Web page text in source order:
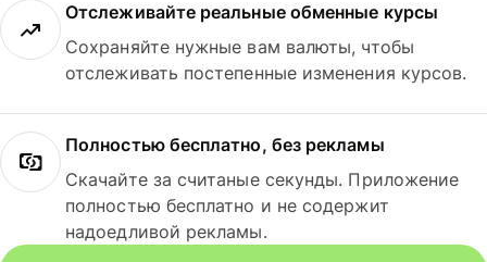
Отслеживайте реальные обменные курсы
Сохраняйте нужные вам валюты, чтобы
отслеживать постепенные изменения курсов.
Полностью бесплатно, без рекламы
Скачайте за считаные секунды. Приложение
полностью бесплатно и не содержит
надоедливой рекламы.